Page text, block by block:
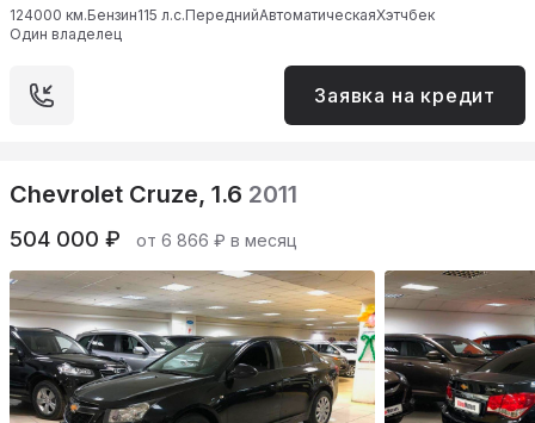
124000 км.Бензин115 л.с.ПереднийАвтоматическаяХэтчбек
Один владелец
Заявка на кредит
Chevrolet Cruze, 1.6 2011
504 000 ₽ от 6 866 ₽ в месяц